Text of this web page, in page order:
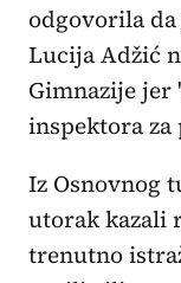
odgovorila
Lucija Adžić
Gimnazije jer
inspektora za
Iz Osnovnog
utorak kazali
trenutno